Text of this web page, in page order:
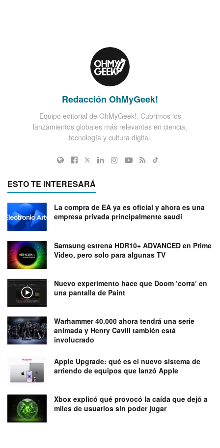
Redacción OhMyGeek!
Equipo editorial de OhMyGeek!. Cubrimos los
lanzamientos globales más relevantes en ciencia,
tecnología y cultura digital.
ESTO TE INTERESARÁ
La compra de EA ya es oficial y ahora es una
empresa privada principalmente saudí
Samsung estrena HDR10+ ADVANCED en Prime
Video, pero solo para algunas TV
Nuevo experimento hace que Doom ‘corra’ en
una pantalla de Paint
Warhammer 40.000 ahora tendrá una serie
animada y Henry Cavill también está
involucrado
Apple Upgrade: qué es el nuevo sistema de
arriendo de equipos que lanzó Apple
Xbox explicó qué provocó la caída que dejó a
miles de usuarios sin poder jugar